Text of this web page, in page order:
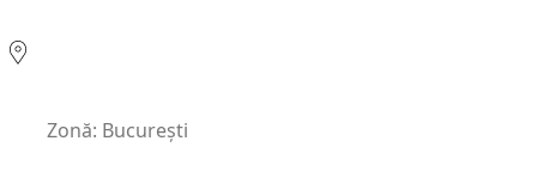
Zonă: București